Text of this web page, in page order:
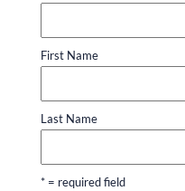
First Name
Last Name
* = required field